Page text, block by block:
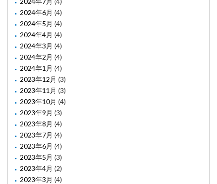
2024年6月 (4)
2024年5月 (4)
2024年4月 (4)
2024年3月 (4)
2024年2月 (4)
2024年1月 (4)
2023年12月 (3)
2023年11月 (3)
2023年10月 (4)
2023年9月 (3)
2023年8月 (4)
2023年7月 (4)
2023年6月 (4)
2023年5月 (3)
2023年4月 (2)
2023年3月 (4)